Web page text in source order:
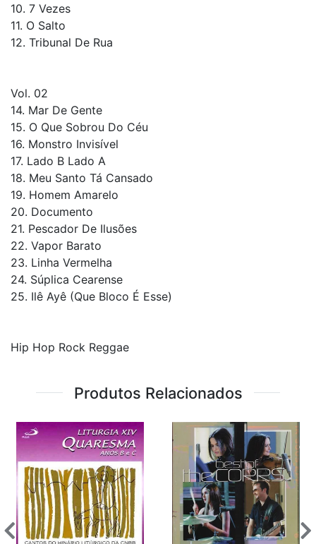
10. 7 Vezes
11. O Salto
12. Tribunal De Rua
Vol. 02
14. Mar De Gente
15. O Que Sobrou Do Céu
16. Monstro Invisível
17. Lado B Lado A
18. Meu Santo Tá Cansado
19. Homem Amarelo
20. Documento
21. Pescador De Ilusões
22. Vapor Barato
23. Linha Vermelha
24. Súplica Cearense
25. Ilê Ayê (Que Bloco É Esse)
Hip Hop Rock Reggae
Produtos Relacionados